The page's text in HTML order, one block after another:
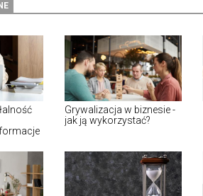
Grywalizacja w biznesie -
jak ją wykorzystać?